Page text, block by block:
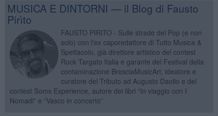
MUSICA E DINTORNI — il Blog di Fausto
Pirìto
FAUSTO PIRITO - Sulle strade del Pop (e non
solo) con l'ex caporedattore di Tutto Musica &
Spettacolo, già direttore artistico del contest
Rock Targato Italia e garante del Festival della
contaminazione BresciaMusicArt, ideatore e
curatore del Tributo ad Augusto Daolio e del
contest Soms Experience, autore dei libri “In viaggio con I
Nomadi” e “Vasco in concerto”